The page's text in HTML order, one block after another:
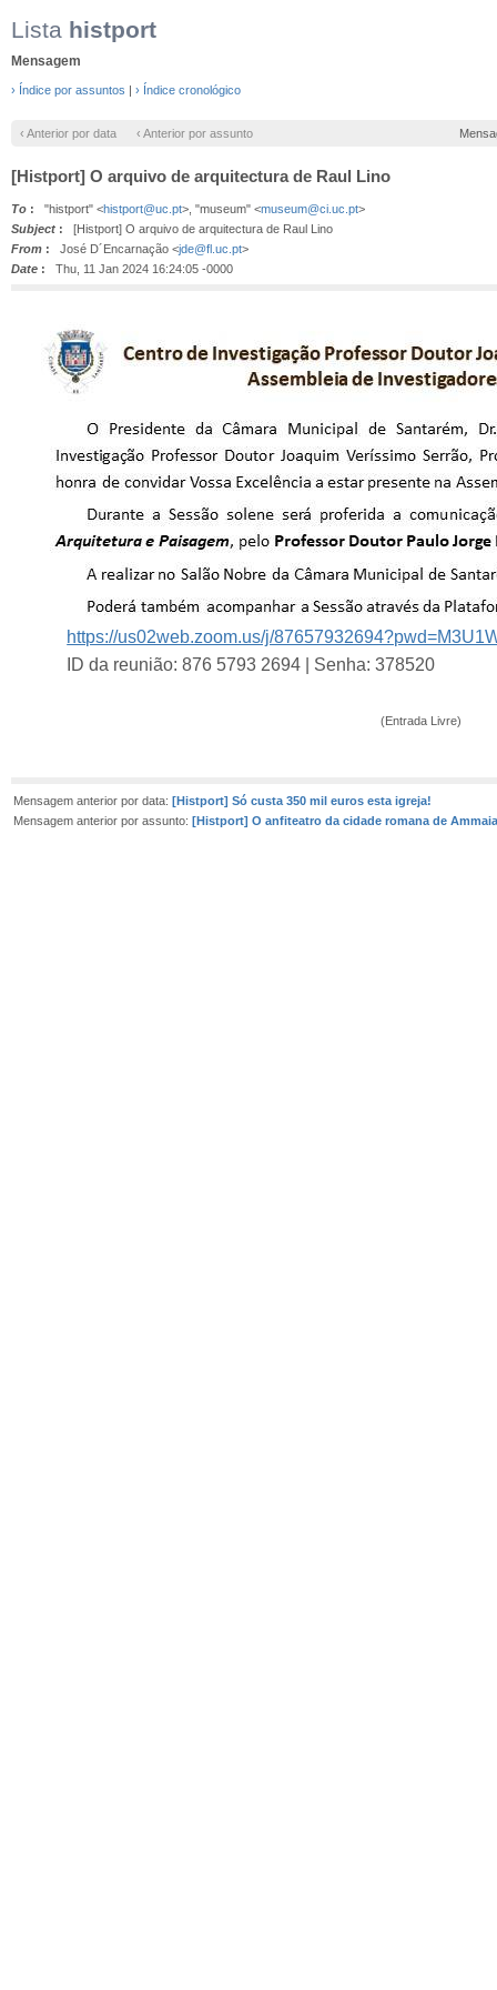
Lista histport
Mensagem
› Índice por assuntos | › Índice cronológico
‹ Anterior por data ‹ Anterior por assunto
[Histport] O arquivo de arquitectura de Raul Lino
To : "histport" <histport@uc.pt>, "museum" <museum@ci.uc.pt>
Subject : [Histport] O arquivo de arquitectura de Raul Lino
From : José D´Encarnação <jde@fl.uc.pt>
Date : Thu, 11 Jan 2024 16:24:05 -0000
https://us02web.zoom.us/j/
ID da reunião: 876 5793 2694 | Senha: 378520
(Entrada Livre)
Mensagem anterior por data: [Histport] Só custa 350 mil euros esta igreja!
Mensagem anterior por assunto: [Histport] O anfiteatro da cidade romana de Ammaia